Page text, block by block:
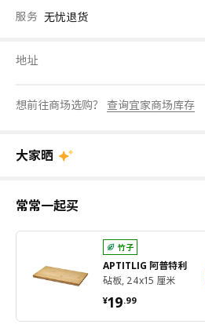
服务 无忧退货
地址
想前往商场选购？ 查询宜家商场库存
大家晒
常常一起买
竹子
APTITLIG 阿普特利
砧板, 24x15 厘米
¥19.99
¥ 19.99